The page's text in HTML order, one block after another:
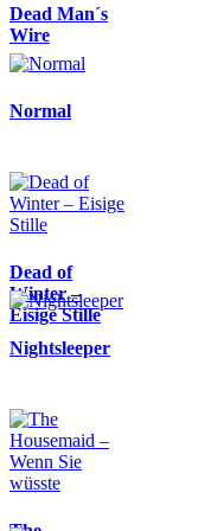
Dead Man´s
Wire
Normal
Dead of
Winter –
Eisige Stille
Nightsleeper